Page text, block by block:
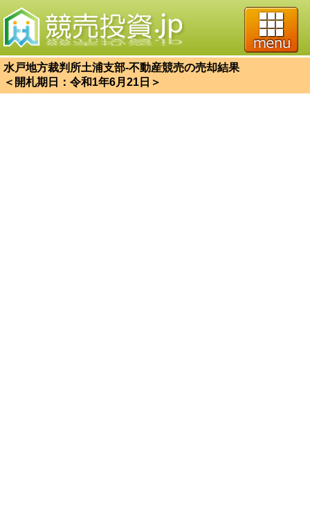
水戸地方裁判所土浦支部-不動産競売の売却結果
＜開札期日：令和1年6月21日＞